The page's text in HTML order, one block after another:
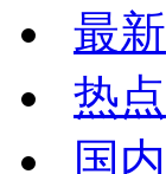
最新
热点
国内